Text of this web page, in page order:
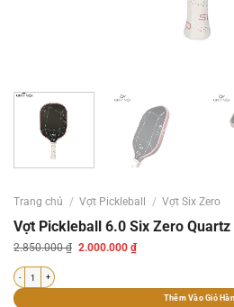
Trang chủ / Vợt Pickleball / Vợt Six Zero
Vợt Pickleball 6.0 Six Zero Quartz
2.850.000₫ Giá
2.000.000 ₫Giá
hiện
2.000.000 ₫.
Vợt Pickleball 6.0 Six Zero Quartz Hồng số lượng
Thêm Vào Giỏ